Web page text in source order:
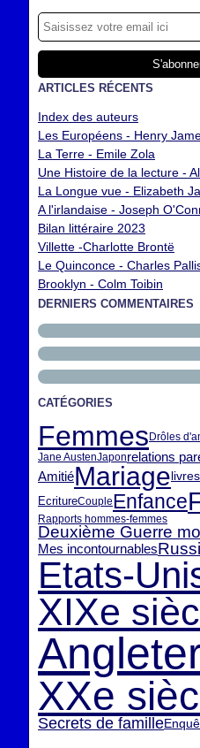
ARTICLES RÉCENTS
Index des auteurs
Les Européens - Henry
La Terre - Emile Zola
Une Histoire de la lecture -
La Longue vue - Elizabeth
A l'irlandaise - Joseph
Bilan littéraire 2023
Villette -Charlotte Brontë
Le Quinconce - Charles
Brooklyn - Colm Toibin
DERNIERS COMMENTAIRES
CATÉGORIES
FemmesDrôles
Jane AustenJaponrelations
AmitiéMariage
EcritureCoupleEnfance
Rapports hommes-femmes
Deuxième Guerre
Mes incontournables
Etats-
XIXe
XXe
Secrets de famille